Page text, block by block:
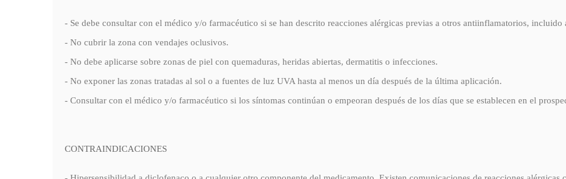
- Se debe consultar con el médico y/o farmacéutico si se han descrito reacciones alérgicas previas a otros antiinflamatorios,
- No cubrir la zona con vendajes oclusivos.
- No debe aplicarse sobre zonas de piel con quemaduras, heridas abiertas, dermatitis o infecciones.
- No exponer las zonas tratadas al sol o a fuentes de luz UVA hasta al menos un día después de la última aplicación.
- Consultar con el médico y/o farmacéutico si los síntomas continúan o empeoran después de los días que se establecen en el
CONTRAINDICACIONES